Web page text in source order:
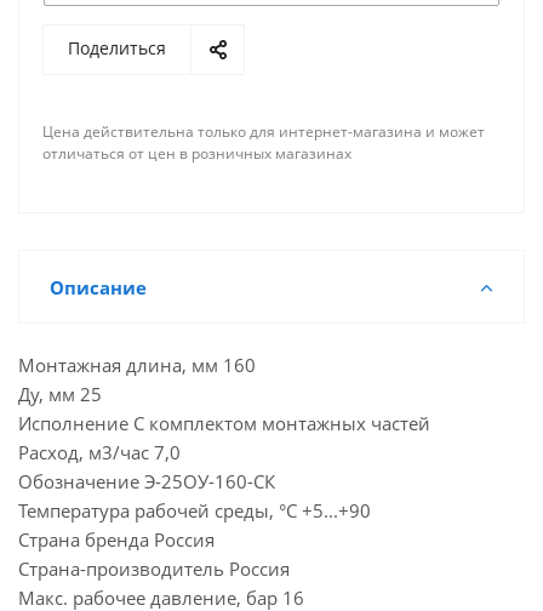
Поделиться
Цена действительна только для интернет-магазина и может
отличаться от цен в розничных магазинах
Описание
Монтажная длина, мм 160
Ду, мм 25
Исполнение С комплектом монтажных частей
Расход, м3/час 7,0
Обозначение Э-25ОУ-160-СК
Температура рабочей среды, °C +5...+90
Страна бренда Россия
Страна-производитель Россия
Макс. рабочее давление, бар 16